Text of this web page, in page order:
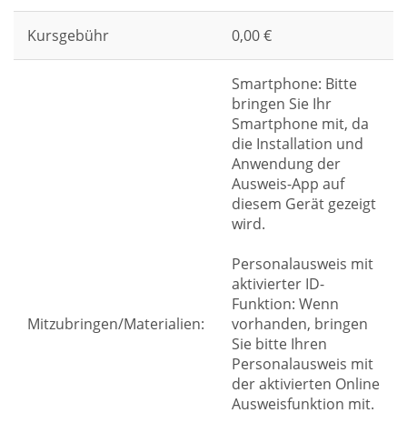
Kursgebühr 0,00 €
Mitzubringen/Materialien:
Smartphone: Bitte
bringen Sie Ihr
Smartphone mit, da
die Installation und
Anwendung der
Ausweis-App auf
diesem Gerät gezeigt
wird.
Personalausweis mit
aktivierter ID-
Funktion: Wenn
vorhanden, bringen
Sie bitte Ihren
Personalausweis mit
der aktivierten Online
Ausweisfunktion mit.